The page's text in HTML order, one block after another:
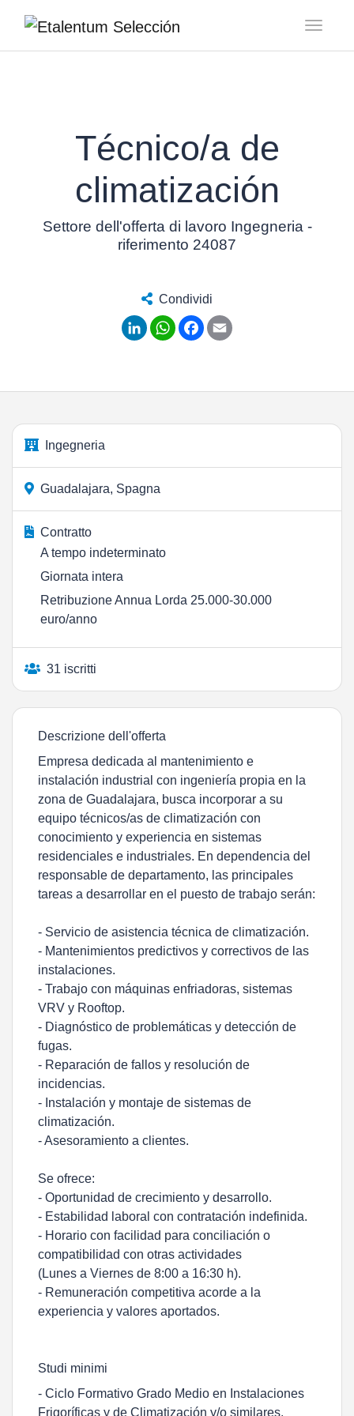
Técnico/a de
climatización
Settore dell'offerta di lavoro Ingegneria -
riferimento 24087
Condividi
LinkedInWhatsApp
Facebook
Ingegneria
Guadalajara, Spagna
Contratto
A tempo indeterminato
Giornata intera
Retribuzione Annua Lorda 25.000-30.000
euro/anno
31 iscritti
Descrizione dell'offerta
Empresa dedicada al mantenimiento e
instalación industrial con ingeniería propia en la
zona de Guadalajara, busca incorporar a su
equipo técnicos/as de climatización con
conocimiento y experiencia en sistemas
residenciales e industriales. En dependencia del
responsable de departamento, las principales
tareas a desarrollar en el puesto de trabajo serán:
- Servicio de asistencia técnica de climatización.
- Mantenimientos predictivos y correctivos de las
instalaciones.
- Trabajo con máquinas enfriadoras, sistemas
VRV y Rooftop.
- Diagnóstico de problemáticas y detección de
fugas.
- Reparación de fallos y resolución de
incidencias.
- Instalación y montaje de sistemas de
climatización.
- Asesoramiento a clientes.
Se ofrece:
- Oportunidad de crecimiento y desarrollo.
- Estabilidad laboral con contratación indefinida.
- Horario con facilidad para conciliación o
compatibilidad con otras actividades
(Lunes a Viernes de 8:00 a 16:30 h).
- Remuneración competitiva acorde a la
experiencia y valores aportados.
Studi minimi
- Ciclo Formativo Grado Medio en Instalaciones
Frigoríficas y de Climatización y/o similares.